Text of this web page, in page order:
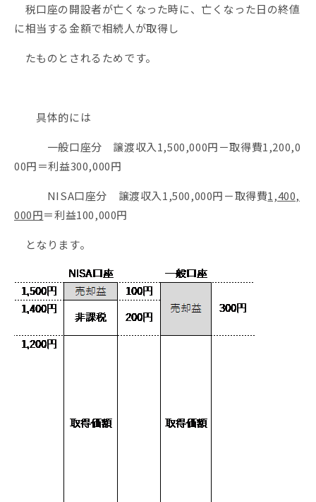
税口座の開設者が亡くなった時に、亡くなった日の終値
に相当する金額で相続人が取得し
たものとされるためです。
具体的には
一般口座分 譲渡収入1,500,000円－取得費1,200,0
00円＝利益300,000円
NISA口座分 譲渡収入1,500,000円－取得費1,400,
000円＝利益100,000円
となります。